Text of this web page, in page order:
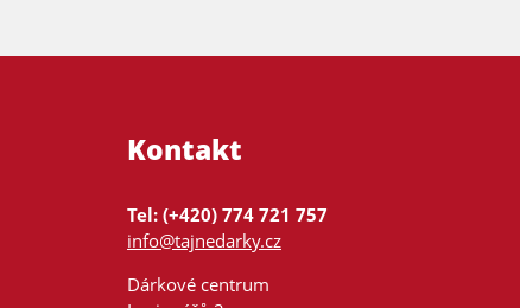
Kontakt
Tel: (+420) 774 721 757
info@tajnedarky.cz
Dárkové centrum